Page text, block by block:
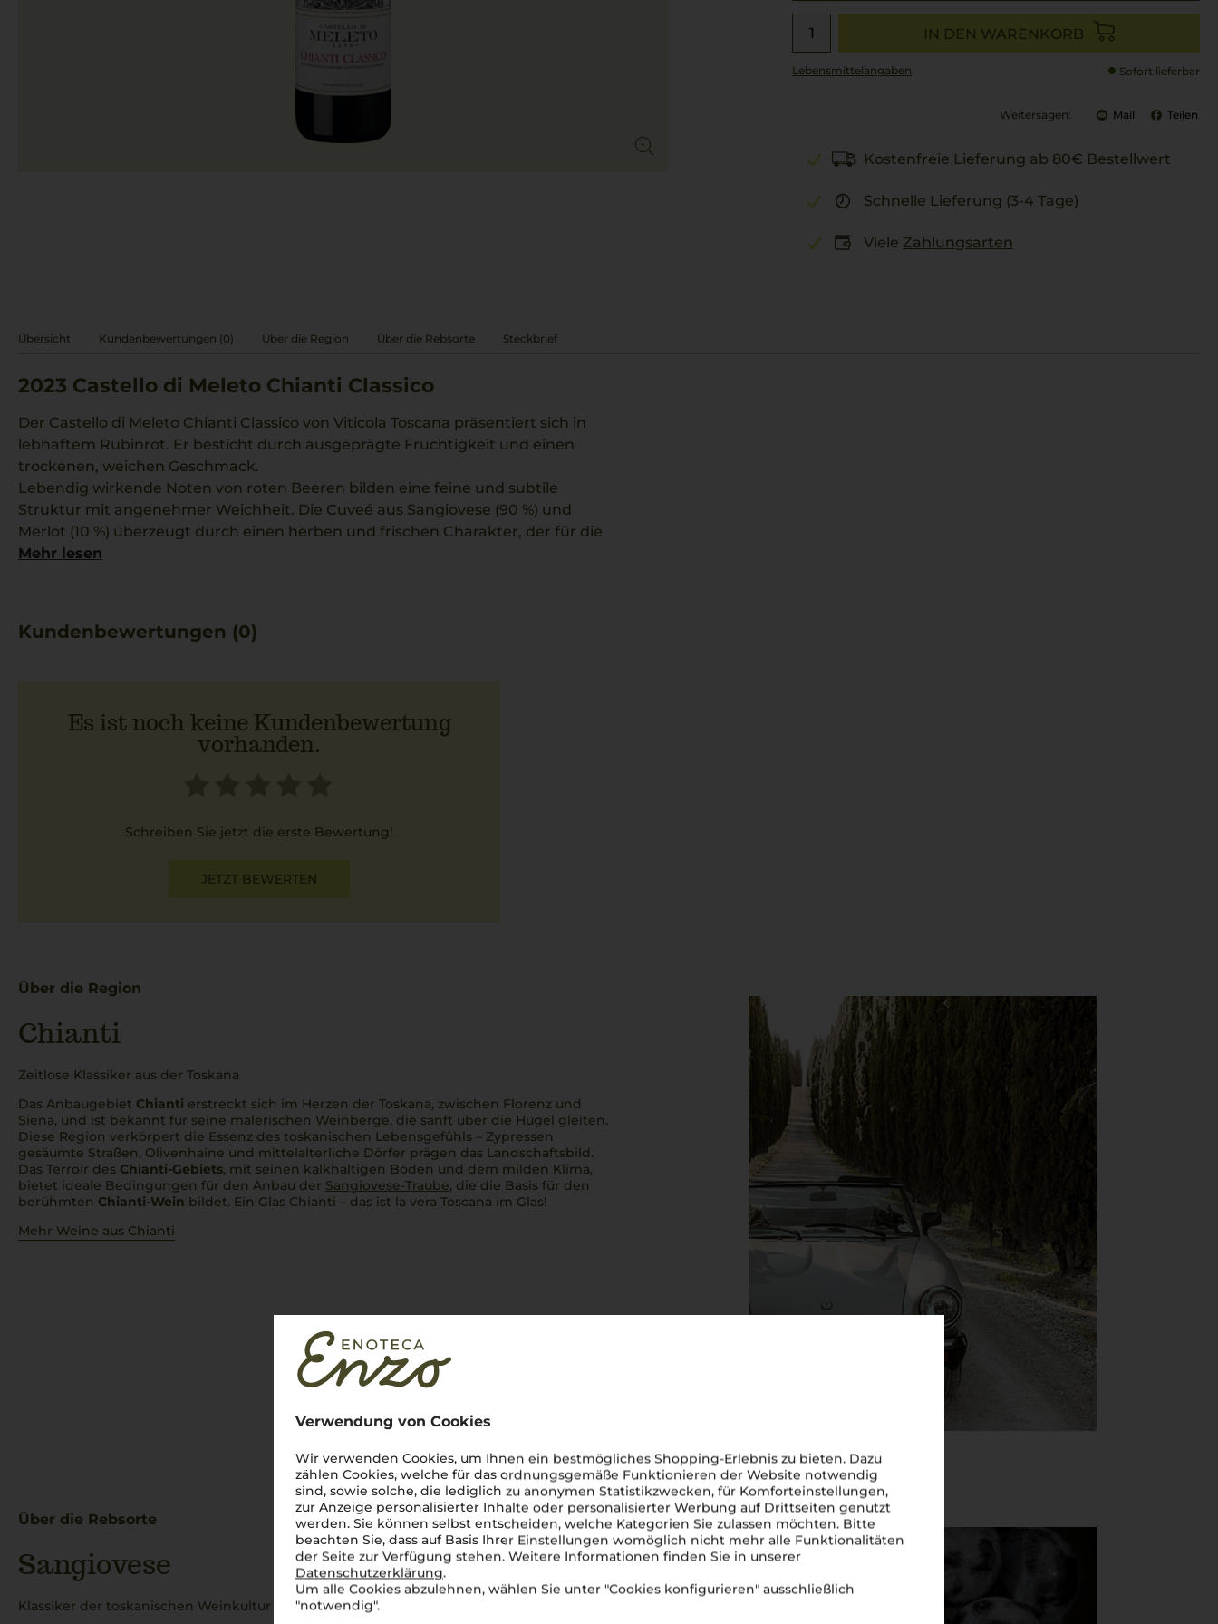
Verwendung von Cookies
Wir verwenden Cookies, um Ihnen ein bestmögliches Shopping-Erlebnis zu bieten. Dazu
zählen Cookies, welche für das ordnungsgemäße Funktionieren der Website notwendig
sind, sowie solche, die lediglich zu anonymen Statistikzwecken, für Komforteinstellungen,
zur Anzeige personalisierter Inhalte oder personalisierter Werbung auf Drittseiten genutzt
werden. Sie können selbst entscheiden, welche Kategorien Sie zulassen möchten. Bitte
beachten Sie, dass auf Basis Ihrer Einstellungen womöglich nicht mehr alle Funktionalitäten
der Seite zur Verfügung stehen. Weitere Informationen finden Sie in unserer
Datenschutzerklärung.
Um alle Cookies abzulehnen, wählen Sie unter "Cookies konfigurieren" ausschließlich
"notwendig".
IN DEN WARENKORB
Lebensmittel­angaben Sofort lieferbar
Weitersagen: Mail Teilen
Kostenfreie Lieferung ab 80€ Bestellwert
Schnelle Lieferung (3-4 Tage)
Viele Zahlungsarten
Übersicht Kundenbewertungen (0) Über die Region Über die Rebsorte Steckbrief
2023 Castello di Meleto Chianti Classico
Der Castello di Meleto Chianti Classico von Viticola Toscana präsentiert sich in
lebhaftem Rubinrot. Er besticht durch ausgeprägte Fruchtigkeit und einen
trockenen, weichen Geschmack.
Lebendig wirkende Noten von roten Beeren bilden eine feine und subtile
Struktur mit angenehmer Weichheit. Die Cuveé aus Sangiovese (90 %) und
Merlot (10 %) überzeugt durch einen herben und frischen Charakter, der für die
Toskana typisch ist.
Margherita mit cremigem Mozzarella.
Mehr lesen
Kundenbewertungen (0)
Es ist noch keine Kundenbewertung
vorhanden.
Schreiben Sie jetzt die erste Bewertung!
JETZT BEWERTEN
Über die Region
Chianti
Zeitlose Klassiker aus der Toskana
Das Anbaugebiet Chianti erstreckt sich im Herzen der Toskana, zwischen Florenz und
Siena, und ist bekannt für seine malerischen Weinberge, die sanft über die Hügel gleiten.
Diese Region verkörpert die Essenz des toskanischen Lebensgefühls – Zypressen
gesäumte Straßen, Olivenhaine und mittelalterliche Dörfer prägen das Landschaftsbild.
Das Terroir des Chianti-Gebiets, mit seinen kalkhaltigen Böden und dem milden Klima,
bietet ideale Bedingungen für den Anbau der Sangiovese-Traube, die die Basis für den
berühmten Chianti-Wein bildet. Ein Glas Chianti – das ist la vera Toscana im Glas!
Mehr Weine aus Chianti
Über die Rebsorte
Sangiovese
Klassiker der toskanischen Weinkultur – elegant, vielseitig und unverwechselbar